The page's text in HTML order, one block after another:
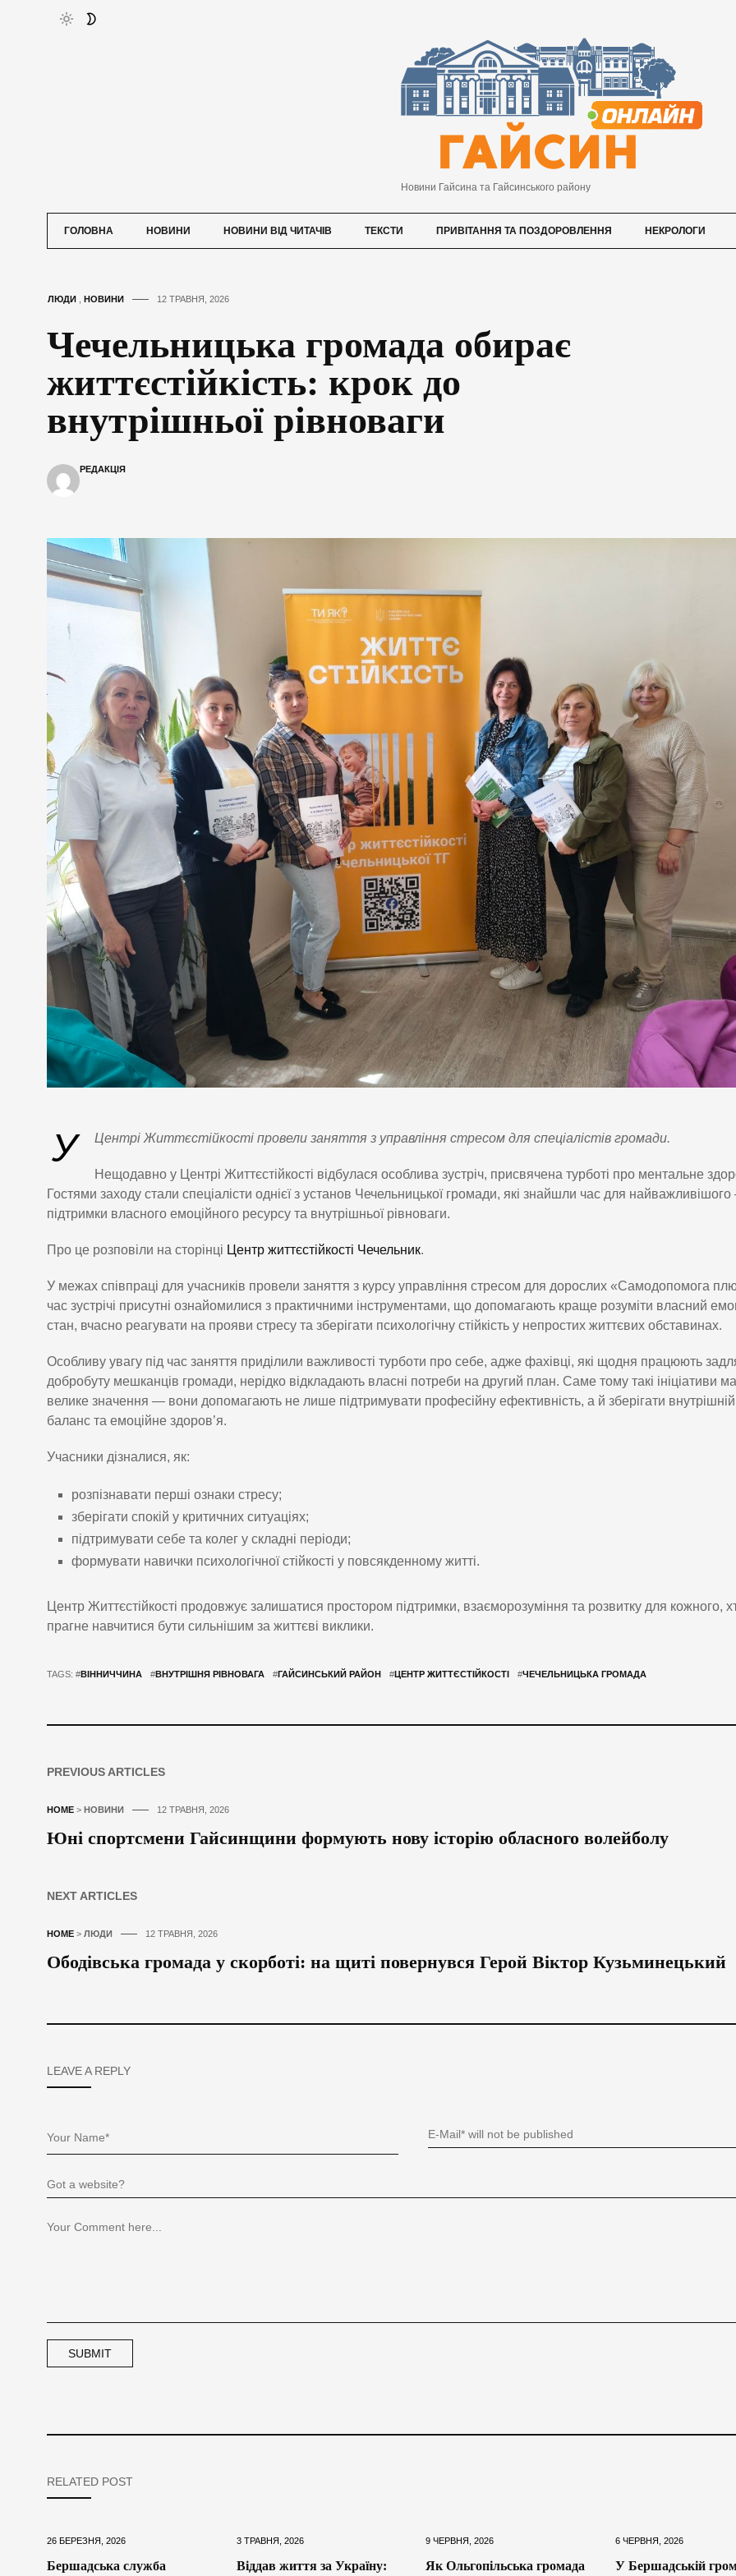
Новини Гайсина та Гайсинського району
ГОЛОВНА НОВИНИ НОВИНИ ВІД ЧИТАЧІВ ТЕКСТИ ПРИВІТАННЯ ТА ПОЗДОРОВЛЕННЯ НЕКРОЛОГИ
ЛЮДИ НОВИНИ 12 ТРАВНЯ, 2026
Чечельницька громада обирає
життєстійкість: крок до
внутрішньої рівноваги
РЕДАКЦІЯ
У Центрі Життєстійкості провели заняття з управління стресом для спеціалістів громади.
Нещодавно у Центрі Життєстійкості відбулася особлива зустріч, присвячена турботі про ментальне
Гостями заходу стали спеціалісти однієї з установ Чечельницької громади, які знайшли час для
підтримки власного емоційного ресурсу та внутрішньої рівноваги.
Про це розповіли на сторінці Центр життєстійкості Чечельник.
У межах співпраці для учасників провели заняття з курсу управління стресом для дорослих «Самодопомога
час зустрічі присутні ознайомилися з практичними інструментами, що допомагають краще розуміти власний
стан, вчасно реагувати на прояви стресу та зберігати психологічну стійкість у непростих життєвих обставинах.
Особливу увагу під час заняття приділили важливості турботи про себе, адже фахівці, які щодня працюють
добробуту мешканців громади, нерідко відкладають власні потреби на другий план. Саме тому такі ініціативи
велике значення — вони допомагають не лише підтримувати професійну ефективність, а й зберігати внутрішній
баланс та емоційне здоров’я.
Учасники дізналися, як:
розпізнавати перші ознаки стресу;
зберігати спокій у критичних ситуаціях;
підтримувати себе та колег у складні періоди;
формувати навички психологічної стійкості у повсякденному житті.
Центр Життєстійкості продовжує залишатися простором підтримки, взаєморозуміння та розвитку для кожного,
прагне навчитися бути сильнішим за життєві виклики.
TAGS: #ВІННИЧЧИНА #ВНУТРІШНЯ РІВНОВАГА #ГАЙСИНСЬКИЙ РАЙОН #ЦЕНТР ЖИТТЄСТІЙКОСТІ #ЧЕЧЕЛЬНИЦЬКА ГРОМАДА
PREVIOUS ARTICLES
HOME > НОВИНИ 12 ТРАВНЯ, 2026
Юні спортсмени Гайсинщини формують нову історію обласного волейболу
NEXT ARTICLES
HOME > ЛЮДИ 12 ТРАВНЯ, 2026
Ободівська громада у скорботі: на щиті повернувся Герой Віктор Кузьминецький
LEAVE A REPLY
RELATED POST
26 БЕРЕЗНЯ, 2026
Бершадська служба
3 ТРАВНЯ, 2026
Віддав життя за Україну:
9 ЧЕРВНЯ, 2026
Як Ольгопільська громада
6 ЧЕРВНЯ, 2026
У Бершадській